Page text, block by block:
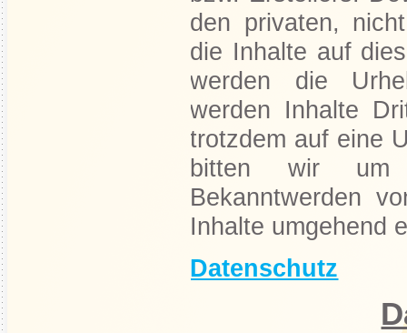
den privaten,
die Inhalte auf
werden die
werden Inhalte
trotzdem auf eine
bitten wir um
Bekanntwerden
Inhalte umgehend
Datenschutz